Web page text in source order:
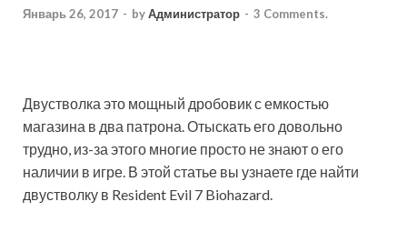
Январь 26, 2017 - byАдминистратор - 3 Comments.
Двустволка это мощный дробовик с емкостью
магазина в два патрона. Отыскать его довольно
трудно, из-за этого многие просто не знают о его
наличии в игре. В этой статье вы узнаете где найти
двустволку в Resident Evil 7 Biohazard.